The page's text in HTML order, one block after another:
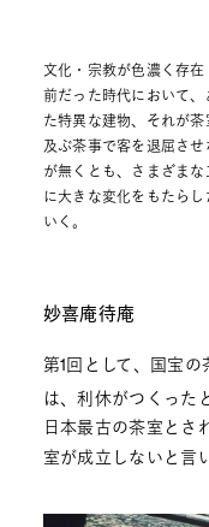
文化・宗教が色濃く存
前だった時代において
た特異な建物、それが
及ぶ茶事で客を退屈さ
が無くとも、さまざま
に大きな変化をもたら
いく。
妙喜庵待庵
第1回として、国宝
は、利休がつくった
日本最古の茶室とさ
室が成立しないと言